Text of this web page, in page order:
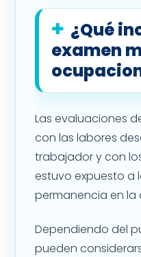
¿Qué
examen
Las evaluaciones
con las labores
trabajador y con
estuvo expuesto a
permanencia en la
Dependiendo del
pueden